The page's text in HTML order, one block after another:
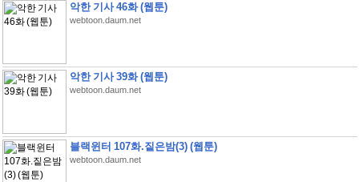
악한 기사 46화 (웹툰)
webtoon.daum.net
악한 기사 39화 (웹툰)
webtoon.daum.net
블랙윈터 107화.짙은밤(3) (웹툰)
webtoon.daum.net